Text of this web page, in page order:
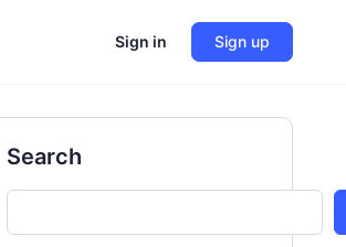
Sign in Sign up
Search